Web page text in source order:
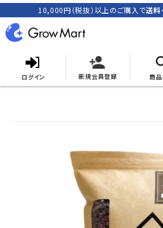
10,000円（税抜）以上のご購入で送料
ログイン 新規会員登録 商
ACCOUNT MENU
カテゴリーから探す